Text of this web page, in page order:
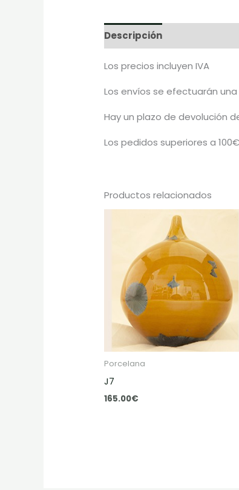
Descripción
Los precios incluyen IVA
Los envíos se efectuarán
Hay un plazo de devolución
Los pedidos superiores a
Productos relacionados
Porcelana
J7
165.00€